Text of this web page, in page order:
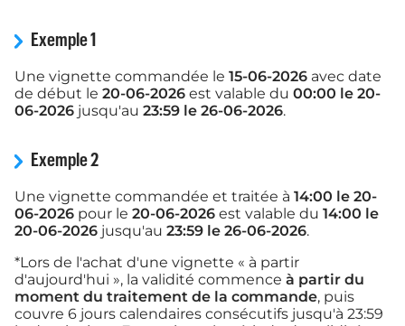
Exemple 1
Une vignette commandée le 15-06-2026 avec date
de début le 20-06-2026 est valable du 00:00 le 20-
06-2026 jusqu'au 23:59 le 26-06-2026.
Exemple 2
Une vignette commandée et traitée à 14:00 le 20-
06-2026 pour le 20-06-2026 est valable du 14:00 le
20-06-2026 jusqu'au 23:59 le 26-06-2026.
*Lors de l'achat d'une vignette « à partir
d'aujourd'hui », la validité commence à partir du
moment du traitement de la commande, puis
couvre 6 jours calendaires consécutifs jusqu'à 23:59